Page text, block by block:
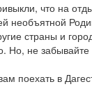
что на
необъятной
страны и
Но, не
поехать в